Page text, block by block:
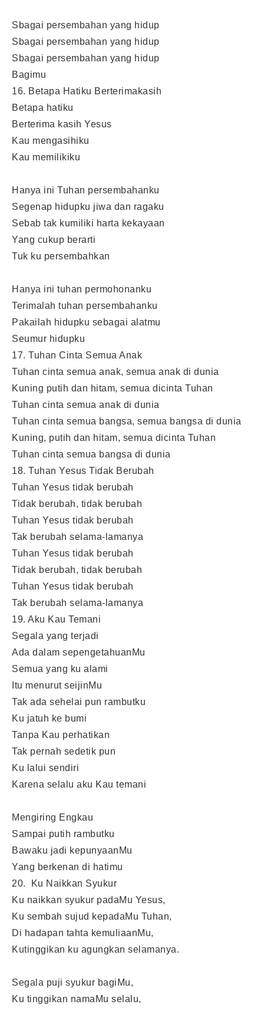
Sbagai persembahan yang hidup
Sbagai persembahan yang hidup
Sbagai persembahan yang hidup
Bagimu
16. Betapa Hatiku Berterimakasih
Betapa hatiku
Berterima kasih Yesus
Kau mengasihiku
Kau memilikiku
Hanya ini Tuhan persembahanku
Segenap hidupku jiwa dan ragaku
Sebab tak kumiliki harta kekayaan
Yang cukup berarti
Tuk ku persembahkan
Hanya ini tuhan permohonanku
Terimalah tuhan persembahanku
Pakailah hidupku sebagai alatmu
Seumur hidupku
17. Tuhan Cinta Semua Anak
Tuhan cinta semua anak, semua anak di dunia
Kuning putih dan hitam, semua dicinta Tuhan
Tuhan cinta semua anak di dunia
Tuhan cinta semua bangsa, semua bangsa di dunia
Kuning, putih dan hitam, semua dicinta Tuhan
Tuhan cinta semua bangsa di dunia
18. Tuhan Yesus Tidak Berubah
Tuhan Yesus tidak berubah
Tidak berubah, tidak berubah
Tuhan Yesus tidak berubah
Tak berubah selama-lamanya
Tuhan Yesus tidak berubah
Tidak berubah, tidak berubah
Tuhan Yesus tidak berubah
Tak berubah selama-lamanya
19. Aku Kau Temani
Segala yang terjadi
Ada dalam sepengetahuanMu
Semua yang ku alami
Itu menurut seijinMu
Tak ada sehelai pun rambutku
Ku jatuh ke bumi
Tanpa Kau perhatikan
Tak pernah sedetik pun
Ku lalui sendiri
Karena selalu aku Kau temani
Mengiring Engkau
Sampai putih rambutku
Bawaku jadi kepunyaanMu
Yang berkenan di hatimu
20. Ku Naikkan Syukur
Ku naikkan syukur padaMu Yesus,
Ku sembah sujud kepadaMu Tuhan,
Di hadapan tahta kemuliaanMu,
Kutinggikan ku agungkan selamanya.
Segala puji syukur bagiMu,
Ku tinggikan namaMu selalu,